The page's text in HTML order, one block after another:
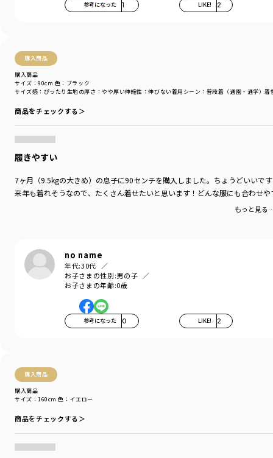
参考になった 1 LIKE! 2
購入商品
購入商品
サイズ感 ：ぴったり 生地の厚さ ：やや厚い伸縮性 ：伸びない着用シーン ：普段着（通園・通学）着
サイズ：90cm 色：ブラック
商品をチェックする＞
履きやすい
7ヶ月（9.5kgの大きめ）の息子に90センチを購入しました。ちょうどいいで
来年も着れそうなので、たくさん着せたいと思います！どんな服にも合わせ
もっと見る
no name
年代:30代
お子さまの性別:男の子
お子さまの年齢:0歳
参考になった 0 LIKE! 2
購入商品
購入商品
サイズ：160cm 色：イエロー
商品をチェックする＞